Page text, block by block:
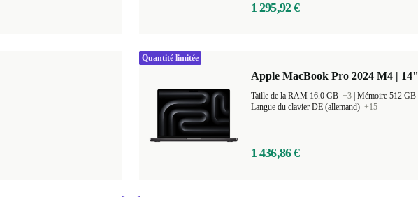
1 295,92 €
Apple MacBook Pro 2024 M4 | 14"
Taille de la RAM 16.0 GB +3 Mémoire 512 GB
Langue du clavier DE (allemand) +15
1 436,86 €
Quantité limitée